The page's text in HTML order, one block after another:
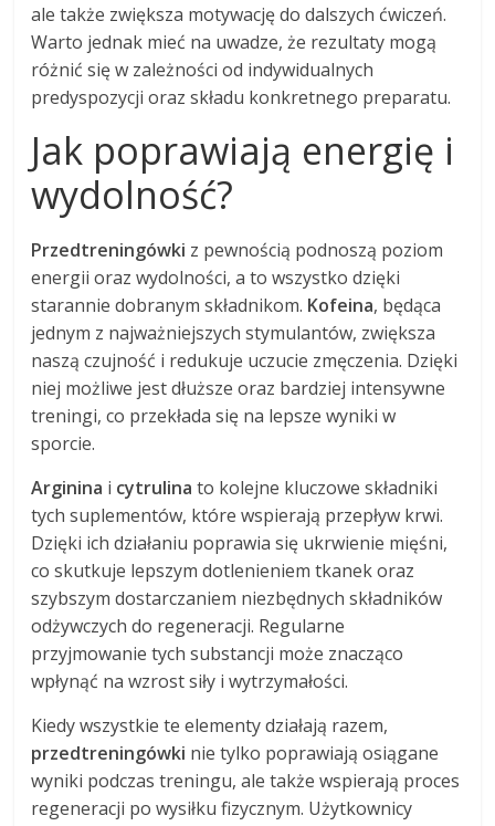
ale także zwiększa motywację do dalszych ćwiczeń.
Warto jednak mieć na uwadze, że rezultaty mogą
różnić się w zależności od indywidualnych
predyspozycji oraz składu konkretnego preparatu.
Jak poprawiają energię i
wydolność?
Przedtreningówki z pewnością podnoszą poziom
energii oraz wydolności, a to wszystko dzięki
starannie dobranym składnikom. Kofeina, będąca
jednym z najważniejszych stymulantów, zwiększa
naszą czujność i redukuje uczucie zmęczenia. Dzięki
niej możliwe jest dłuższe oraz bardziej intensywne
treningi, co przekłada się na lepsze wyniki w
sporcie.
Arginina i cytrulina to kolejne kluczowe składniki
tych suplementów, które wspierają przepływ krwi.
Dzięki ich działaniu poprawia się ukrwienie mięśni,
co skutkuje lepszym dotlenieniem tkanek oraz
szybszym dostarczaniem niezbędnych składników
odżywczych do regeneracji. Regularne
przyjmowanie tych substancji może znacząco
wpłynąć na wzrost siły i wytrzymałości.
Kiedy wszystkie te elementy działają razem,
przedtreningówki nie tylko poprawiają osiągane
wyniki podczas treningu, ale także wspierają proces
regeneracji po wysiłku fizycznym. Użytkownicy